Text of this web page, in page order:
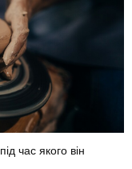
час якого він